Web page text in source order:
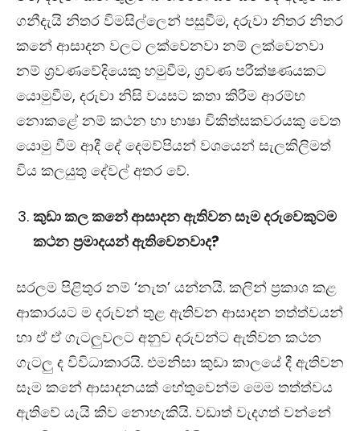
ගනීදැයි නිතර විමසිල්ලෙන් පසුවීම, දරුවා නිතර නිතර
කනේ ආසාදන වලට ලක්වෙනවා නම් ලක්වෙනවා
නම් ශ්‍රවණවේදියෙකු හමුවීම, ශ්‍රවණ පරීක්ෂණයකට
යොමුවීම, දරුවා නිසි වයසට කතා කිරීම ආරම්භ
නොකළේ නම් කථන හා භාෂා චිකිත්සකවරයකු වෙත
යොමු වීම ආදී දේ දෙමව්පියන් වශයෙන් සැලකිලිමත්
විය කලයුතු දේවල් අතර වේ.
කුඩා කල කනේ ආසාදන ඇතිවන සෑම දරුවෙකුටම
කථන ප්‍රමාදයන් ඇතිවෙනවාද?
සරලම පිළිතුර නම් ‘නැත’ යන්නයි. කලින් ප්‍රකාශ කළ
ආකාරයට ම දරුවන් තුළ ඇතිවන ආසාදන තත්ත්වයන්
හා ඒ ඒ ගැටලුවලට අනුව දරුවන්ට ඇතිවන කථන
ගැටලු ද විවිධාකාරයි. එමනිසා කුඩා කාලයේ දී ඇතිවන
සෑම කනේ ආසාදනයක් හේතුවෙන්ම මෙම තත්ත්වය
ඇතිවේ යැයි කිව නොහැකියි. වඩාත් වැදගත් වන්නේ